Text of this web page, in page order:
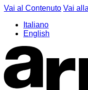
Vai al Contenuto Vai
Italiano
English